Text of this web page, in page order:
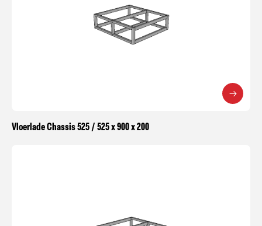
Vloerlade Chassis 525 / 525 x 900 x 200